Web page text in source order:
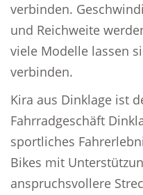
verbinden.
und Reichweite
viele Modelle lassen
verbinden.
Kira aus Dinklage ist
Fahrradgeschäft
sportliches
Bikes mit
anspruchsvollere